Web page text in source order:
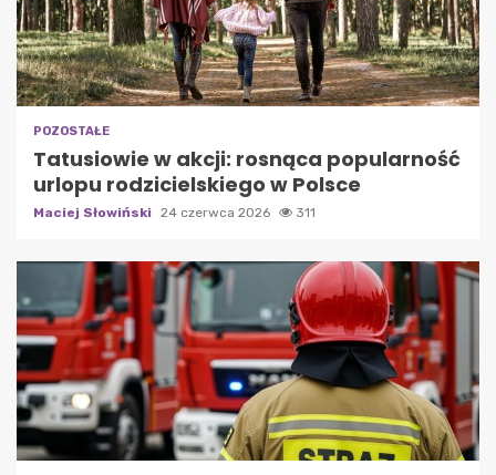
POZOSTAŁE
Tatusiowie w akcji: rosnąca popularność
urlopu rodzicielskiego w Polsce
Maciej Słowiński 24 czerwca 2026 311